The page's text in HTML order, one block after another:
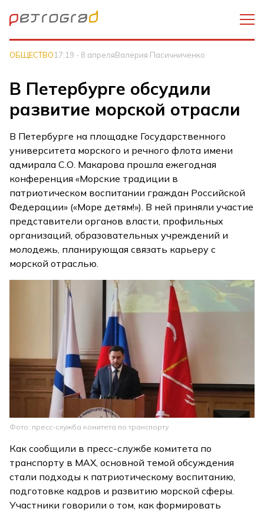
ОБЩЕСТВО17:19 - 8 апреляВалерия Пасичниченко
В Петербурге обсудили
развитие морской отрасли
В Петербурге на площадке Государственного
университета морского и речного флота имени
адмирала С.О. Макарова прошла ежегодная
конференция «Морские традиции в
патриотическом воспитании граждан Российской
Федерации» («Море детям!»). В ней приняли участие
представители органов власти, профильных
организаций, образовательных учреждений и
молодежь, планирующая связать карьеру с
морской отраслью.
Фото: пресс-служба комитета по транспорту
Как сообщили в пресс-службе комитета по
транспорту в MAX, основной темой обсуждения
стали подходы к патриотическому воспитанию,
подготовке кадров и развитию морской сферы.
Участники говорили о том, как формировать